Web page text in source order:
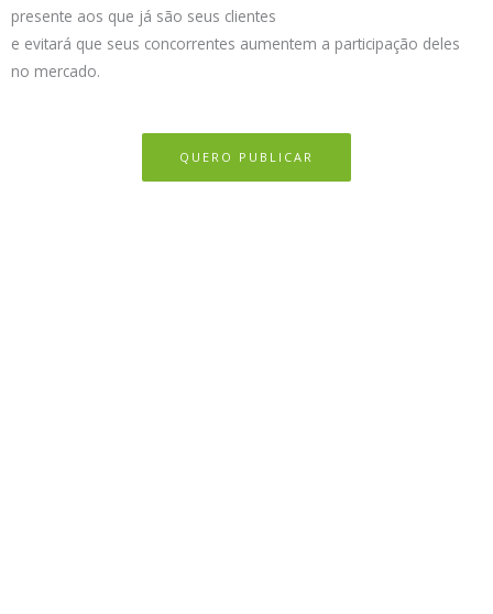
presente aos que já são seus clientes
e evitará que seus concorrentes aumentem a participação deles
no mercado.
QUERO PUBLICAR